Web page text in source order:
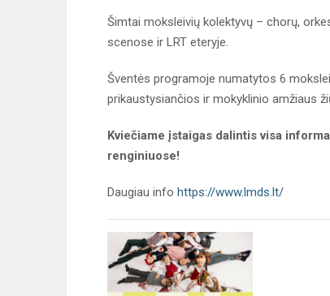
Šimtai moksleivių kolektyvų – chorų,
scenose ir LRT eteryje.
Šventės programoje numatytos 6
prikaustysiančios ir mokyklinio amžiaus
Kviečiame įstaigas dalintis visa
renginiuose!
Daugiau info https://www.lmds.lt/